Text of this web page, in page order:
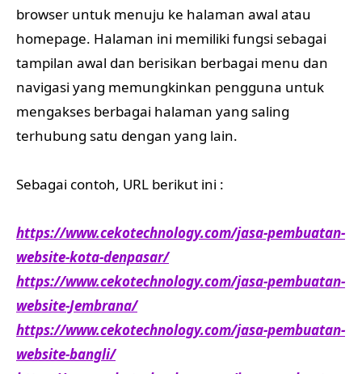
browser untuk menuju ke halaman awal atau
homepage. Halaman ini memiliki fungsi sebagai
tampilan awal dan berisikan berbagai menu dan
navigasi yang memungkinkan pengguna untuk
mengakses berbagai halaman yang saling
terhubung satu dengan yang lain.
Sebagai contoh, URL berikut ini :
https://www.cekotechnology.com/jasa-pembuatan-
website-kota-denpasar/
https://www.cekotechnology.com/jasa-pembuatan-
website-Jembrana/
https://www.cekotechnology.com/jasa-pembuatan-
website-bangli/